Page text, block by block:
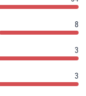
8
3
3